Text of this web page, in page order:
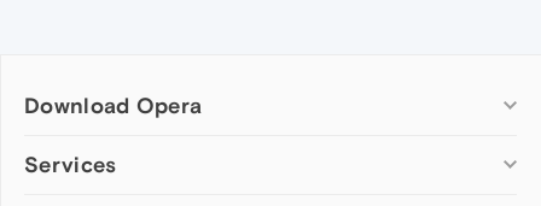
Download Opera
Computer browsers
Services